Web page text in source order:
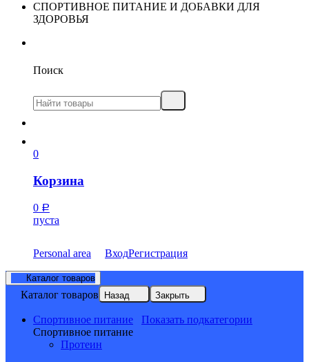
СПОРТИВНОЕ ПИТАНИЕ И ДОБАВКИ ДЛЯ
ЗДОРОВЬЯ
Поиск
0
Корзина
0 Р
пуста
Personal area ВходРегистрация
Каталог товаров
Каталог товаров Назад Закрыть
Спортивное питание
Показать подкатегории
Спортивное питание
Протеин